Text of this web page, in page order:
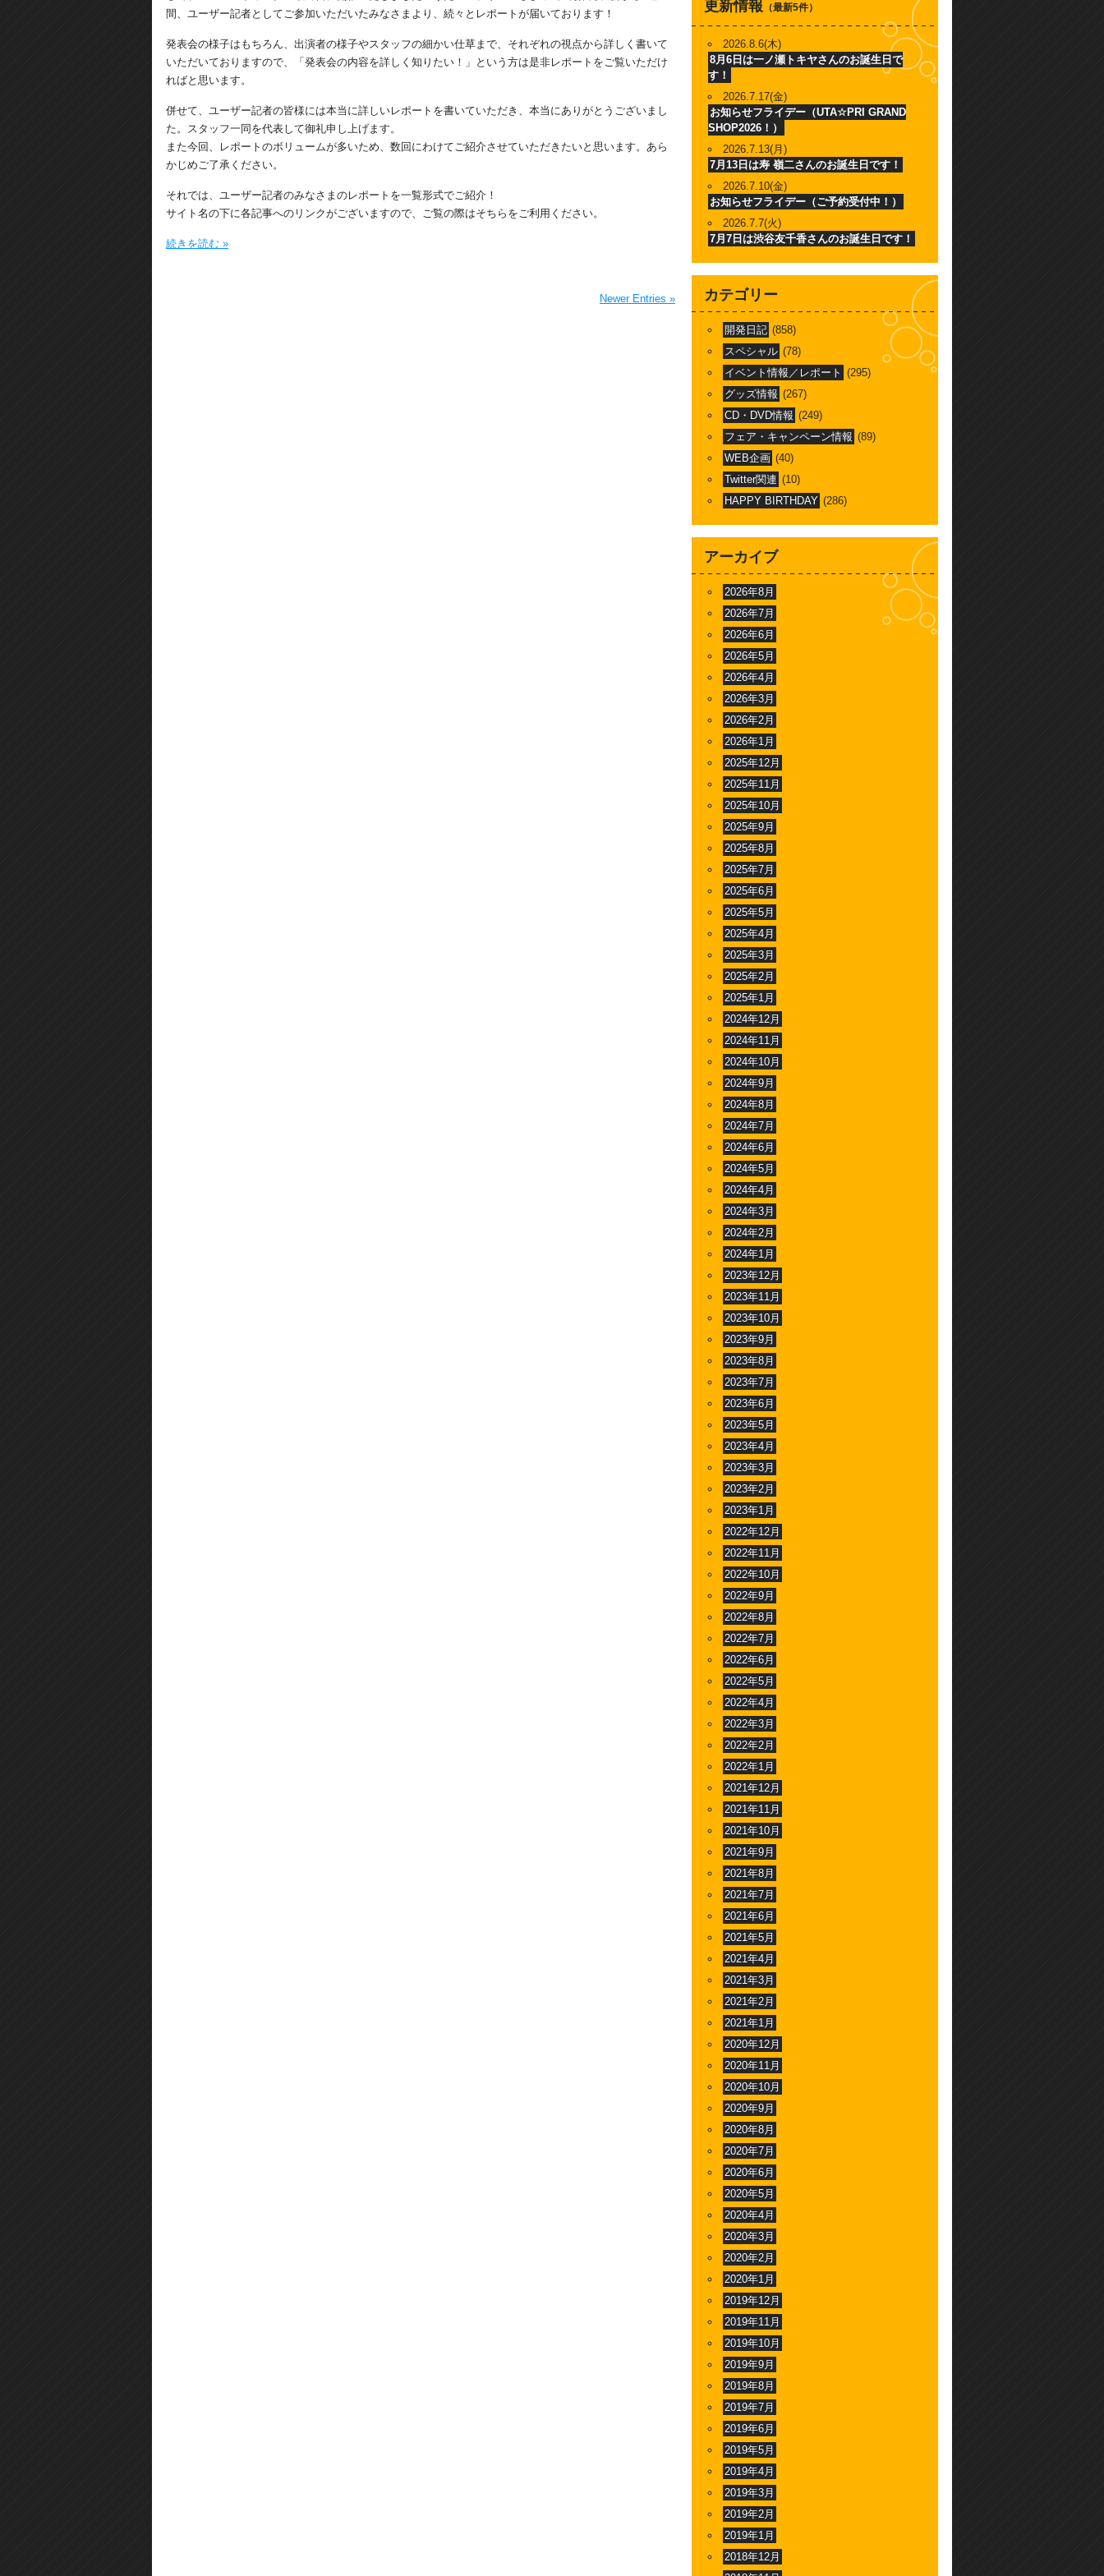
間、ユーザー記者としてご参加いただいたみなさまより、続々とレポートが届いております！
発表会の様子はもちろん、出演者の様子やスタッフの細かい仕草まで、それぞれの視点から詳しく書いて
いただいておりますので、「発表会の内容を詳しく知りたい！」という方は是非レポートをご覧いただけ
ればと思います。
併せて、ユーザー記者の皆様には本当に詳しいレポートを書いていただき、本当にありがとうございまし
た。スタッフ一同を代表して御礼申し上げます。
また今回、レポートのボリュームが多いため、数回にわけてご紹介させていただきたいと思います。あら
かじめご了承ください。
それでは、ユーザー記者のみなさまのレポートを一覧形式でご紹介！
サイト名の下に各記事へのリンクがございますので、ご覧の際はそちらをご利用ください。
続きを読む »
Newer Entries »
更新情報 （最新5件）
2026.8.6(木)
8月6日は一ノ瀬トキヤさんのお誕生日で
す！
2026.7.17(金)
お知らせフライデー（UTA☆PRI GRAND
SHOP2026！）
2026.7.13(月)
7月13日は寿 嶺二さんのお誕生日です！
2026.7.10(金)
お知らせフライデー（ご予約受付中！）
2026.7.7(火)
7月7日は渋谷友千香さんのお誕生日です！
カテゴリー
開発日記 (858)
スペシャル (78)
イベント情報／レポート (295)
グッズ情報 (267)
CD・DVD情報 (249)
フェア・キャンペーン情報 (89)
WEB企画 (40)
Twitter関連 (10)
HAPPY BIRTHDAY (286)
アーカイブ
2026年8月
2026年7月
2026年6月
2026年5月
2026年4月
2026年3月
2026年2月
2026年1月
2025年12月
2025年11月
2025年10月
2025年9月
2025年8月
2025年7月
2025年6月
2025年5月
2025年4月
2025年3月
2025年2月
2025年1月
2024年12月
2024年11月
2024年10月
2024年9月
2024年8月
2024年7月
2024年6月
2024年5月
2024年4月
2024年3月
2024年2月
2024年1月
2023年12月
2023年11月
2023年10月
2023年9月
2023年8月
2023年7月
2023年6月
2023年5月
2023年4月
2023年3月
2023年2月
2023年1月
2022年12月
2022年11月
2022年10月
2022年9月
2022年8月
2022年7月
2022年6月
2022年5月
2022年4月
2022年3月
2022年2月
2022年1月
2021年12月
2021年11月
2021年10月
2021年9月
2021年8月
2021年7月
2021年6月
2021年5月
2021年4月
2021年3月
2021年2月
2021年1月
2020年12月
2020年11月
2020年10月
2020年9月
2020年8月
2020年7月
2020年6月
2020年5月
2020年4月
2020年3月
2020年2月
2020年1月
2019年12月
2019年11月
2019年10月
2019年9月
2019年8月
2019年7月
2019年6月
2019年5月
2019年4月
2019年3月
2019年2月
2019年1月
2018年12月